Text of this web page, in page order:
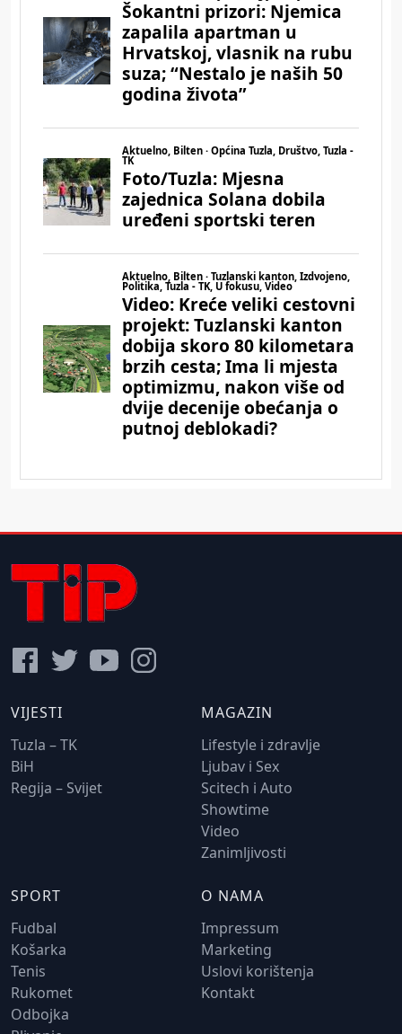
VIJESTI
Tuzla – TK
BiH
Regija – Svijet
MAGAZIN
Lifestyle i zdravlje
Ljubav i Sex
Scitech i Auto
Showtime
Video
Zanimljivosti
SPORT
Fudbal
Košarka
Tenis
Rukomet
Odbojka
O NAMA
Impressum
Marketing
Uslovi korištenja
Kontakt